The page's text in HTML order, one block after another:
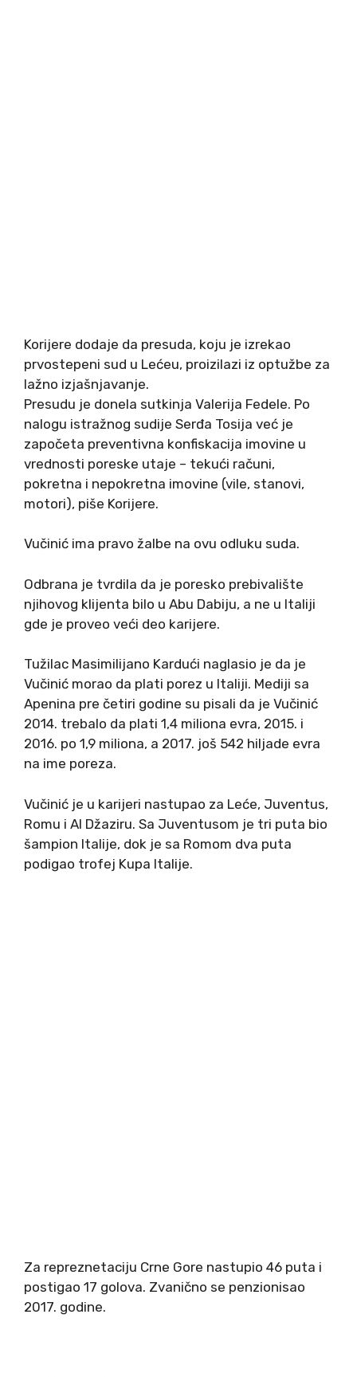
Korijere dodaje da presuda, koju je izrekao
prvostepeni sud u Lećeu, proizilazi iz optužbe za
lažno izjašnjavanje.
Presudu je donela sutkinja Valerija Fedele. Po
nalogu istražnog sudije Serđa Tosija već je
započeta preventivna konfiskacija imovine u
vrednosti poreske utaje – tekući računi,
pokretna i nepokretna imovine (vile, stanovi,
motori), piše Korijere.
Vučinić ima pravo žalbe na ovu odluku suda.
Odbrana je tvrdila da je poresko prebivalište
njihovog klijenta bilo u Abu Dabiju, a ne u Italiji
gde je proveo veći deo karijere.
Tužilac Masimilijano Kardući naglasio je da je
Vučinić morao da plati porez u Italiji. Mediji sa
Apenina pre četiri godine su pisali da je Vučinić
2014. trebalo da plati 1,4 miliona evra, 2015. i
2016. po 1,9 miliona, a 2017. još 542 hiljade evra
na ime poreza.
Vučinić je u karijeri nastupao za Leće, Juventus,
Romu i Al Džaziru. Sa Juventusom je tri puta bio
šampion Italije, dok je sa Romom dva puta
podigao trofej Kupa Italije.
Za repreznetaciju Crne Gore nastupio 46 puta i
postigao 17 golova. Zvanično se penzionisao
2017. godine.